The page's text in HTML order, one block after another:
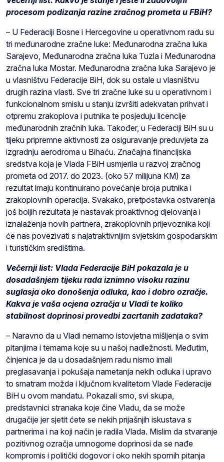
procesom podizanja razine zračnog prometa u FBiH?
– U Federaciji Bosne i Hercegovine u operativnom radu su
tri međunarodne zračne luke: Međunarodna zračna luka
Sarajevo, Međunarodna zračna luka Tuzla i Međunarodna
zračna luka Mostar. Međunarodna zračna luka Sarajevo je
u vlasništvu Federacije BiH, dok su ostale u vlasništvu
drugih razina vlasti. Sve tri zračne luke su u operativnom i
funkcionalnom smislu u stanju izvršiti adekvatan prihvat i
otpremu zrakoplova i putnika te posjeduju licencije
međunarodnih zračnih luka. Također, u Federaciji BiH su u
tijeku pripremne aktivnosti za osiguravanje preduvjeta za
izgradnju aerodroma u Bihaću. Značajna financijska
sredstva koja je Vlada FBiH usmjerila u razvoj zračnog
prometa od 2017. do 2023. (oko 57 milijuna KM) za
rezultat imaju kontinuirano povećanje broja putnika i
zrakoplovnih operacija. Svakako, pretpostavka ostvarenja
još boljih rezultata je nastavak proaktivnog djelovanja i
iznalaženja novih partnera, zrakoplovnih prijevoznika koji
će nas povezivati s najatraktivnijim svjetskim gospodarskim
i turističkim središtima.
Večernji list: Vlada Federacije BiH pokazala je u
dosadašnjem tijeku rada iznimno visoku razinu
suglasja oko donošenja odluka, kao i dobro ozračje.
Kakva je vaša ocjena ozračja u Vladi te koliko
stabilnost doprinosi provedbi zacrtanih zadataka?
– Naravno da u Vladi nemamo istovjetna mišljenja o svim
pitanjima i temama koje su u našoj nadležnosti. Međutim,
činjenica je da u dosadašnjem radu nismo imali
preglasavanja i pokušaja nametanja nekih odluka i upravo
to smatram možda i ključnom kvalitetom Vlade Federacije
BiH u ovom mandatu. Pokazali smo, svi skupa,
predstavnici stranaka koje čine Vladu, da se može
drugačije jer sjetit ćete se nekih prijašnjih iskustava s
partnerima i na koji način je radila Vlada. Mislim da stvaranje
pozitivnog ozračja umnogome doprinosi da se nađe
kompromis i politički dogovor i oko nekih spornih pitanja